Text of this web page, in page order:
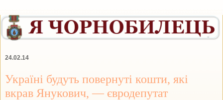
24.02.14
Україні будуть повернуті кошти, які
вкрав Янукович, — євродепутат